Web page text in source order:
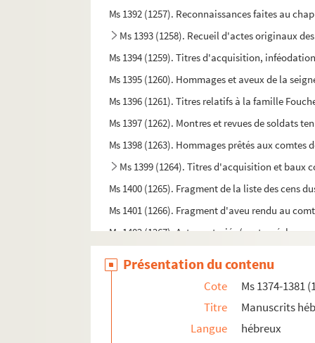
Ms 1392 (1257). Reconnaissances faites au
Ms 1393 (1258). Recueil d'actes originaux
Ms 1394 (1259). Titres d'acquisition,
Ms 1395 (1260). Hommages et aveux de la
Ms 1396 (1261). Titres relatifs à la famille
Ms 1397 (1262). Montres et revues de soldats
Ms 1398 (1263). Hommages prêtés aux
Ms 1399 (1264). Titres d'acquisition et baux
Ms 1400 (1265). Fragment de la liste des cens
Ms 1401 (1266). Fragment d'aveu rendu au
Ms 1402 (1267). Actes notariés (ventes,
Présentation du contenu
Cote
Ms 1374-1381
Titre
Manuscrits
Langue
hébreux